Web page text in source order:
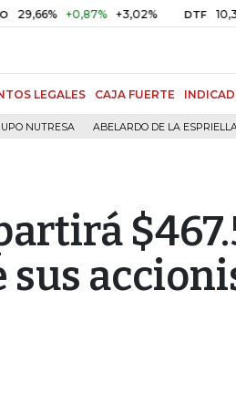
+0,87% +3,02% DTF 10,34%
LEGALES CAJA FUERTE
NUTRESA ABELARDO DE LA